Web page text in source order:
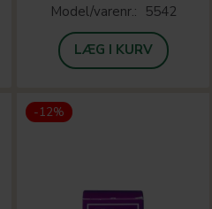
Model/varenr.: 5542
LÆG I KURV
-12%